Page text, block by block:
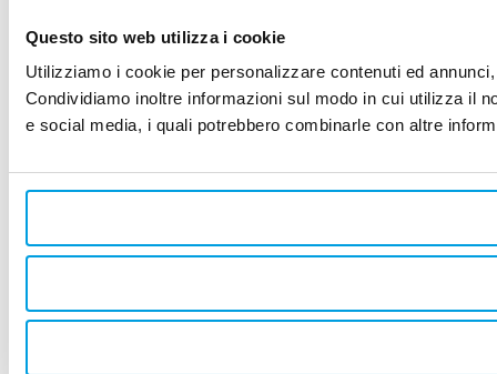
Questo sito web utilizza i cookie
Utilizziamo i cookie per personalizzare contenuti ed
Condividiamo inoltre informazioni sul modo in cui utilizza il
e social media, i quali potrebbero combinarle con altre